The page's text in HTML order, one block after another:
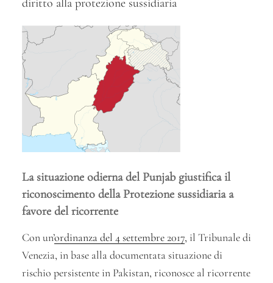
a
rideterminare
l’imposta
registro”
diritto alla protezione sussidiaria
La situazione odierna del Punjab giustifica il
riconoscimento della Protezione sussidiaria a
favore del ricorrente
Con un’ordinanza del 4 settembre 2017, il Tribunale di
Venezia, in base alla documentata situazione di
rischio persistente in Pakistan, riconosce al ricorrente